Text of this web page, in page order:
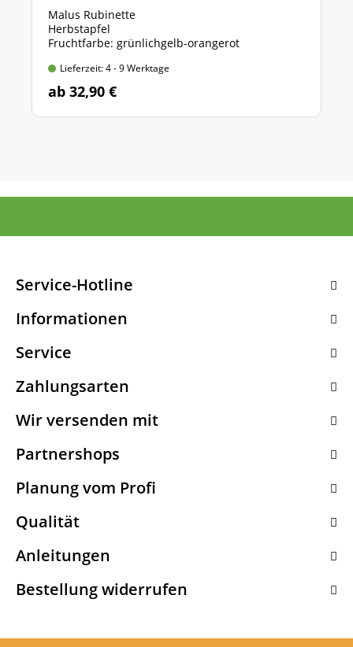
Malus Rubinette
Herbstapfel
Fruchtfarbe: grünlichgelb-orangerot
Lieferzeit: 4 - 9 Werktage
ab 32,90 €
Service-Hotline
Informationen
Service
Zahlungsarten
Wir versenden mit
Partnershops
Planung vom Profi
Qualität
Anleitungen
Bestellung widerrufen